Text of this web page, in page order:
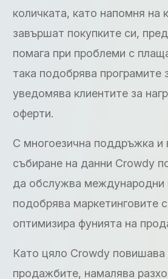
количката, като напомня на
завършат покупките си,
помага при проблеми с
така подобрява програмите
уведомява клиентите за
оферти.
С многоезична поддръжка и
събиране на данни Crowdy
да обслужва международни
подобрява маркетинговите
оптимизира фунията на
Като цяло Crowdy повишава
продажбите, намалява